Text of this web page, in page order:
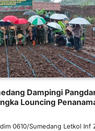
Dampingi
Louncing
0610/Sumedang Letkol Inf